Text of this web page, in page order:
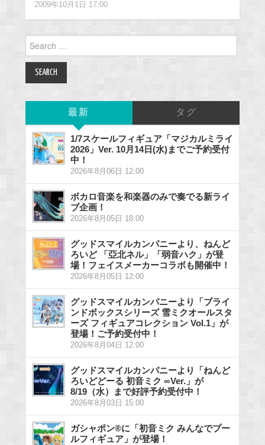
2009年10月1日 17:00
Search
for:
最新 タグ
1/7スケールフィギュア「マジカルミライ
2026」Ver. 10月14日(水)までご予約受付
中！
2026年8月06日 12:00
ボカロ音楽を和楽器のみで奏でる新ライ
ブ企画！
2026年8月05日 18:00
グッドスマイルカンパニーより、ねんど
ろいど 「亞北ネル」「弱音ハク」が登
場！フェイスメーカーコラボも開催中！
2026年8月05日 12:00
グッドスマイルカンパニーより「ブライ
ンドボックスシリーズ 雪ミクオールスタ
ーズ フィギュアコレクション Vol.1」が
登場！ご予約受付中！
2026年8月04日 12:00
グッドスマイルカンパニーより「ねんど
ろいどどーる 初音ミク ∞Ver.」が
8/19（水）まで好評予約受付中！
2026年8月03日 15:00
ガシャポン®に「初音ミク みんなでプー
ルフィギュア」が登場！